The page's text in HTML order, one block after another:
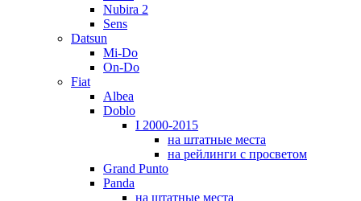
Nubira 2
Sens
Datsun
Mi-Do
On-Do
Fiat
Albea
Doblo
I 2000-2015
на штатные места
на рейлинги с просветом
Grand Punto
Panda
на штатные места